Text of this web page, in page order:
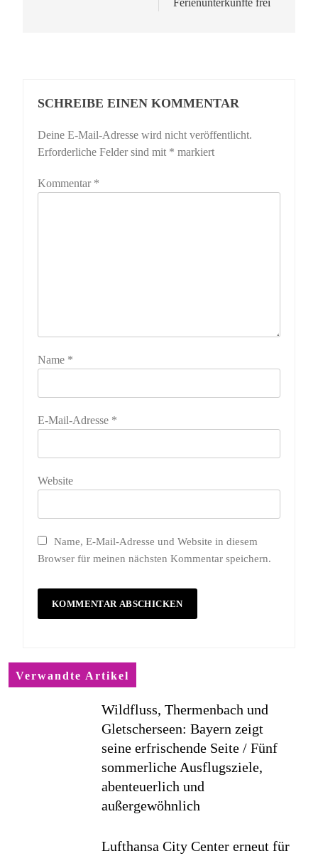
SCHREIBE EINEN KOMMENTAR
Deine E-Mail-Adresse wird nicht veröffentlicht.
Erforderliche Felder sind mit * markiert
Kommentar *
Name *
E-Mail-Adresse *
Website
Name, E-Mail-Adresse und Website in diesem
Browser für meinen nächsten Kommentar speichern.
Verwandte Artikel
Wildfluss, Thermenbach und
Gletscherseen: Bayern zeigt
seine erfrischende Seite / Fünf
sommerliche Ausflugsziele,
abenteuerlich und
außergewöhnlich
Lufthansa City Center erneut für